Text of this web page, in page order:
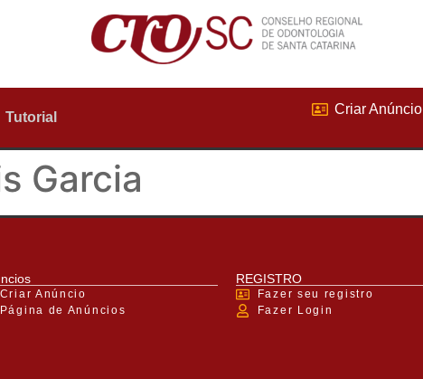
Tutorial
Criar Anúncio
Garcia
Criar Anúncio
Página de Anúncios
REGISTRO
Fazer seu registro
Fazer Login